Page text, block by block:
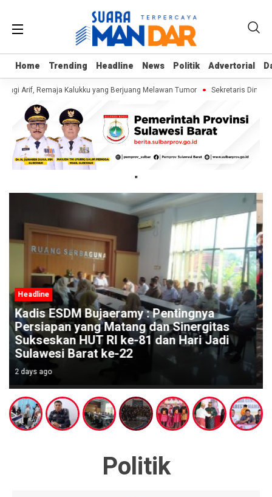
Home Trending Headline News Politik Advertorial
Home Trending Headline News Politik Advertorial
Arif, Remaja Kalukku yang Berjuang Melawan Tumor Sekretaris Dinas
"
Headline
Mandar Silat Academy Borong Medali
Emas di Kejurnas
2 days ago
Politik